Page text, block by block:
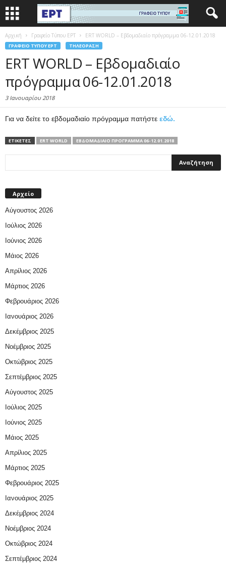
Αρχική Γραφείο Τύπου ΕΡΤ ERT WORLD – Εβδομαδιαίο πρόγραμμα 06-12.01.2018
ΓΡΑΦΕΊΟ ΤΎΠΟΥ ΕΡΤ ΤΗΛΕΌΡΑΣΗ
ERT WORLD – Εβδομαδιαίο
πρόγραμμα 06-12.01.2018
3 Ιανουαρίου 2018
Για να δείτε το εβδομαδιαίο πρόγραμμα πατήστε εδώ.
ΕΤΙΚΕΤΕΣ ERT WORLD ΕΒΔΟΜΑΔΙΑΊΟ ΠΡΌΓΡΑΜΜΑ 06-12.01.2018
Αρχείο
Αύγουστος 2026
Ιούλιος 2026
Ιούνιος 2026
Μάιος 2026
Απρίλιος 2026
Μάρτιος 2026
Φεβρουάριος 2026
Ιανουάριος 2026
Δεκέμβριος 2025
Νοέμβριος 2025
Οκτώβριος 2025
Σεπτέμβριος 2025
Αύγουστος 2025
Ιούλιος 2025
Ιούνιος 2025
Μάιος 2025
Απρίλιος 2025
Μάρτιος 2025
Φεβρουάριος 2025
Ιανουάριος 2025
Δεκέμβριος 2024
Νοέμβριος 2024
Οκτώβριος 2024
Σεπτέμβριος 2024